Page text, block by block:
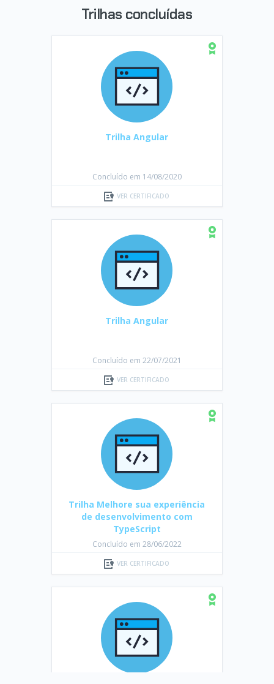
Trilhas concluídas
Trilha Angular
Concluído em 14/08/2020
VER CERTIFICADO
Trilha Angular
Concluído em 22/07/2021
VER CERTIFICADO
Trilha Melhore sua experiência
de desenvolvimento com
TypeScript
Concluído em 28/06/2022
VER CERTIFICADO